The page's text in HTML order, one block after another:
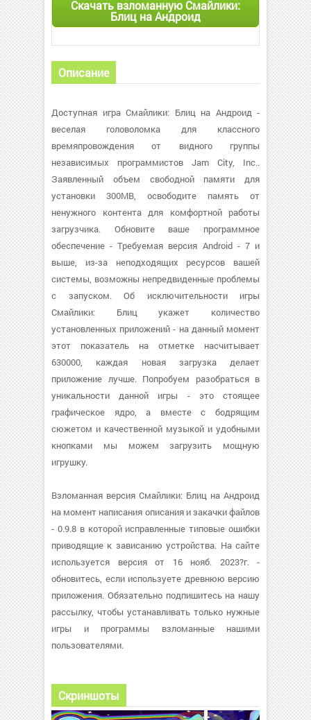
Скачать взломанную Смайлики:
Блиц на Андроид
Описание
Доступная игра Смайлики: Блиц на Андроид -
веселая головоломка для классного
времяпровождения от видного группы
независимых программистов Jam City, Inc..
Заявленный объем свободной памяти для
установки 300MB, освободите память от
ненужного контента для комфортной работы
загрузчика. Обновите ваше программное
обеспечение - Требуемая версия Android - 7 и
выше, из-за неподходящих ресурсов вашей
системы, возможны непредвиденные проблемы
с запуском. Об исключительности игры
Смайлики: Блиц укажет количество
установленных приложений - на данный момент
этот показатель на отметке насчитывает
630000, каждая новая загрузка делает
приложение лучше. Попробуем разобраться в
уникальности данной игры - это стоящее
графическое ядро, а вместе с бодрящим
сюжетом и качественной музыкой и удобными
кнопками мы можем загрузить мощную
игрушку.
Взломанная версия Смайлики: Блиц на Андроид
на момент написания описания и закачки файлов
- 0.9.8 в которой исправленные типовые ошибки
приводящие к зависанию устройства. На сайте
используется версия от 16 нояб. 2023?г. -
обновитесь, если используете древнюю версию
приложения. Обязательно подпишитесь на нашу
рассылку, чтобы устанавливать только нужные
игры и программы взломанные нашими
пользователями.
Скриншоты